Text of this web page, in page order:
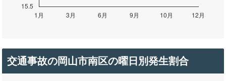
交通事故の岡山市南区の曜日別発生割合